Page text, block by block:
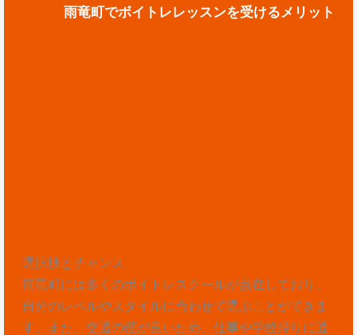
雨竜町でボイトレレッスンを受けるメリット
選択肢とチャンス
雨竜町には多くのボイトレスクールが点在しており、
自分のレベルやスタイルに合わせて選ぶことができま
す。また、交通の便が良いため、仕事や学校帰りに通